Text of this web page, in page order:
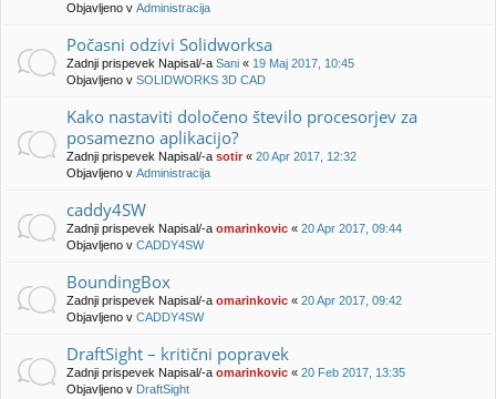
Objavljeno v Administracija
Počasni odzivi Solidworksa
Zadnji prispevek Napisal/-a Sani « 19 Maj 2017, 10:45
Objavljeno v SOLIDWORKS 3D CAD
Kako nastaviti določeno število procesorjev za
posamezno aplikacijo?
Zadnji prispevek Napisal/-a sotir « 20 Apr 2017, 12:32
Objavljeno v Administracija
caddy4SW
Zadnji prispevek Napisal/-a omarinkovic « 20 Apr 2017, 09:44
Objavljeno v CADDY4SW
BoundingBox
Zadnji prispevek Napisal/-a omarinkovic « 20 Apr 2017, 09:42
Objavljeno v CADDY4SW
DraftSight – kritični popravek
Zadnji prispevek Napisal/-a omarinkovic « 20 Feb 2017, 13:35
Objavljeno v DraftSight